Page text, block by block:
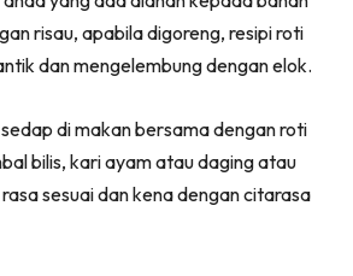
risau, apabila digoreng, resipi roti
dan mengelembung dengan elok.
di makan bersama dengan roti
bilis, kari ayam atau daging atau
sesuai dan kena dengan citarasa